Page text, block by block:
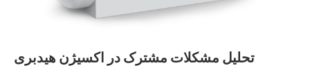
تحلیل مشکلات مشترک در اکسیژن هیدبری